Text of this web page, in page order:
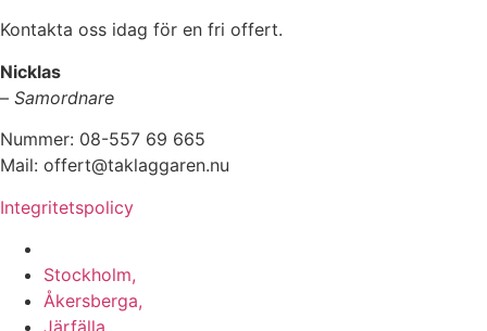
Kontakta oss idag för en fri offert.
Nicklas
– Samordnare
Nummer: 08-557 69 665
Mail: offert@taklaggaren.nu
Integritetspolicy
Stockholm,
Åkersberga,
Järfälla,